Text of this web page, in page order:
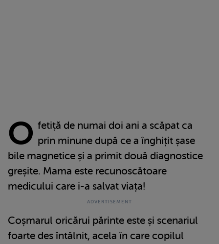
O fetiță de numai doi ani a scăpat ca
prin minune după ce a înghițit șase
bile magnetice și a primit două diagnostice
greșite. Mama este recunoscătoare
medicului care i-a salvat viața!
Coșmarul oricărui părinte este și scenariul
foarte des întâlnit, acela în care copilul